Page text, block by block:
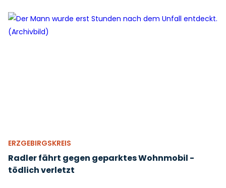
ERZGEBIRGSKREIS
Radler fährt gegen geparktes Wohnmobil -
tödlich verletzt